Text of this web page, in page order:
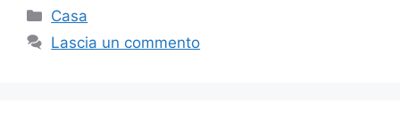
Categorie
Casa
Lascia un commento